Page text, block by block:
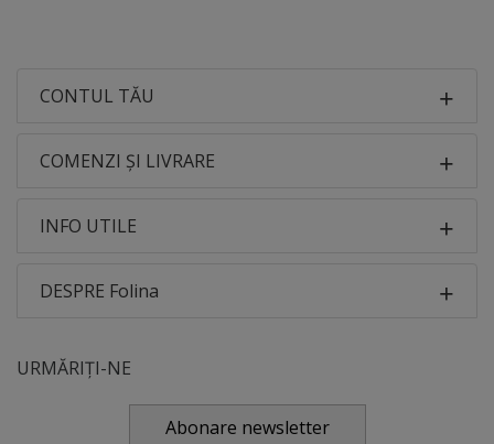
CONTUL TĂU
COMENZI ȘI LIVRARE
INFO UTILE
DESPRE Folina
URMĂRIȚI-NE
Abonare newsletter